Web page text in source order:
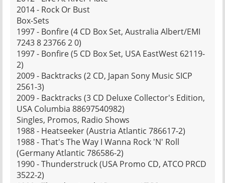
2014 - Rock Or Bust
Box-Sets
1997 - Bonfire (4 CD Box Set, Australia Albert/EMI
7243 8 23766 2 0)
1997 - Bonfire (5 CD Box Set, USA EastWest 62119-
2)
2009 - Backtracks (2 CD, Japan Sony Music SICP
2561-3)
2009 - Backtracks (3 CD Deluxe Collector's Edition,
USA Columbia 88697540982)
Singles, Promos, Radio Shows
1988 - Heatseeker (Austria Atlantic 786617-2)
1988 - That's The Way I Wanna Rock 'N' Roll
(Germany Atlantic 786586-2)
1990 - Thunderstruck (USA Promo CD, ATCO PRCD
3522-2)